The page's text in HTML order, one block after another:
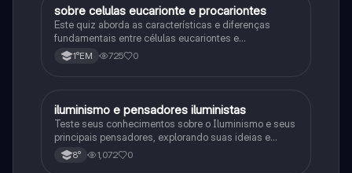
Biologia
sobre celulas eucarionte e procariontes
Este quiz aborda as características e diferenças
fundamentais entre células eucariontes e
procariontes.
1°EM 725 0
História
iluminismo e pensadores iluministas
Teste seus conhecimentos sobre o Iluminismo e seus
principais pensadores, explorando suas ideias e
impacto histórico.
8° 1,072 0